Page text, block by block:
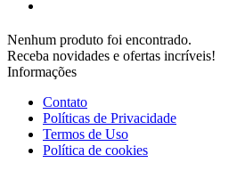
Nenhum produto foi encontrado.
Receba novidades e ofertas incríveis!
Informações
Contato
Políticas de Privacidade
Termos de Uso
Política de cookies